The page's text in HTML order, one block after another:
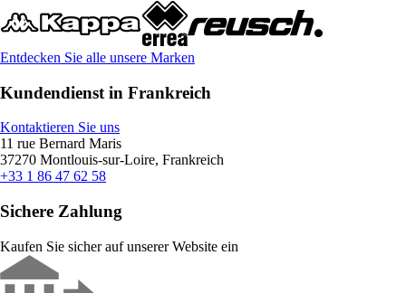
Entdecken Sie alle unsere Marken
Kundendienst in Frankreich
Kontaktieren Sie uns
11 rue Bernard Maris
37270 Montlouis-sur-Loire, Frankreich
+33 1 86 47 62 58
Sichere Zahlung
Kaufen Sie sicher auf unserer Website ein